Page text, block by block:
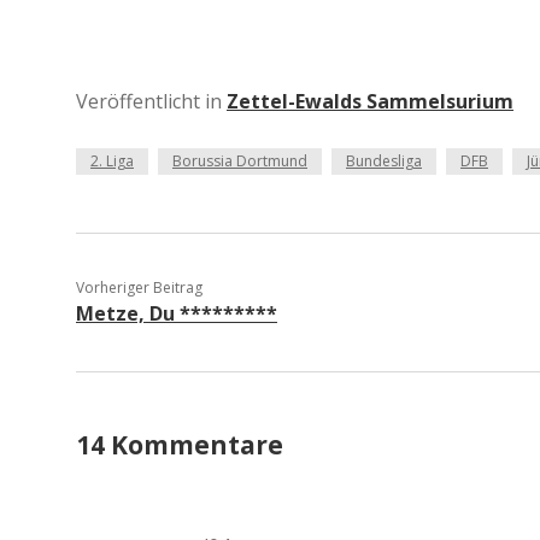
Veröffentlicht in Zettel-Ewalds Sammelsurium
2. Liga Borussia Dortmund Bundesliga DFB
Vorheriger Beitrag
Metze, Du *********
14 Kommentare